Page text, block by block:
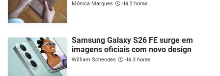
Mónica Marques Há 2 horas
Samsung Galaxy S26 FE surge em
imagens oficiais com novo design
William Schendes Há 3 horas